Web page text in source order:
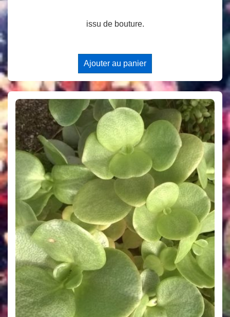
issu de bouture.
Ajouter au panier